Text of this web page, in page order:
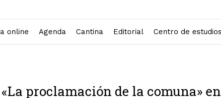
online Agenda Cantina Editorial Centro de estudios
«La proclamación de la comuna» en